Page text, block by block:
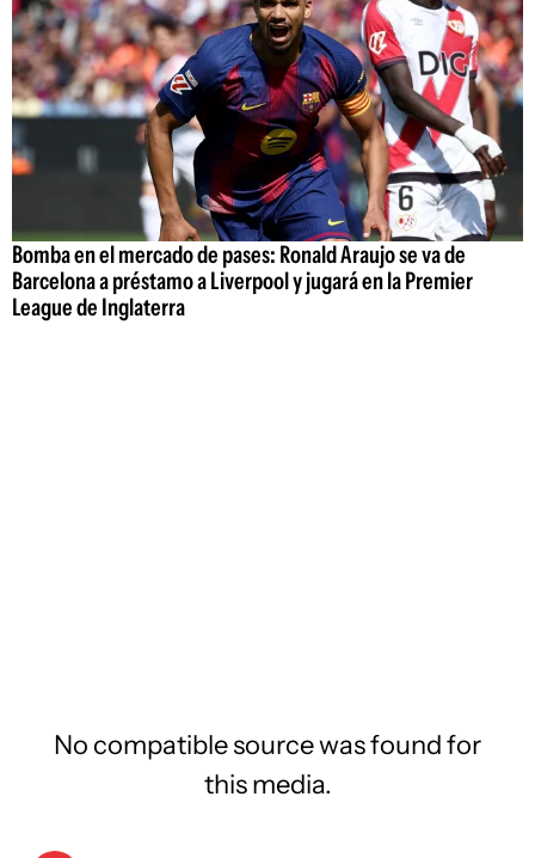
Bomba en el mercado de pases: Ronald Araujo se va de
Barcelona a préstamo a Liverpool y jugará en la Premier
League de Inglaterra
No compatible source was found for
this media.